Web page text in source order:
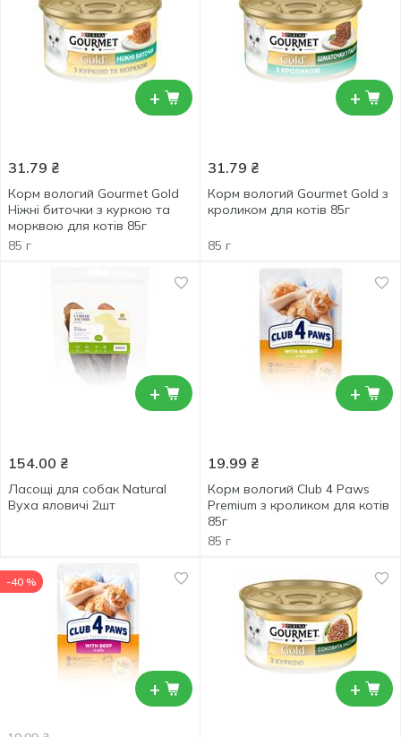
+
31.79 ₴
Корм вологий Gourmet Gold
Ніжні биточки з куркою та
морквою для котів 85г
85 г
+
31.79 ₴
Корм вологий Gourmet Gold з
кроликом для котів 85г
85 г
+
154.00 ₴
Ласощі для собак Natural
Вуха яловичі 2шт
+
19.99 ₴
Корм вологий Club 4 Paws
Premium з кроликом для котів
85г
85 г
+
-40 %
+